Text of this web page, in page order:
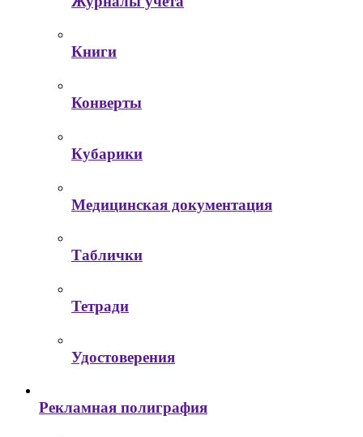
Книги
Конверты
Кубарики
Медицинская документация
Таблички
Тетради
Удостоверения
Рекламная полиграфия